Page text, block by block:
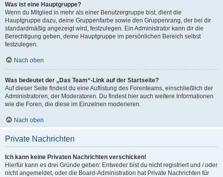
Was ist eine Hauptgruppe?
Wenn du Mitglied in mehr als einer Benutzergruppe bist, dient die
Hauptgruppe dazu, deine Gruppenfarbe sowie den Gruppenrang, der bei dir
standardmäßig angezeigt wird, festzulegen. Ein Administrator kann dir die
Berechtigung geben, deine Hauptgruppe im persönlichen Bereich selbst
festzulegen.
Nach oben
Was bedeutet der „Das Team“-Link auf der Startseite?
Auf dieser Seite findest du eine Auflistung des Forenteams, einschließlich der
Administratoren, der Moderatoren. Du findest hier auch weitere Informationen
wie die Foren, die diese im Einzelnen moderieren.
Nach oben
Private Nachrichten
Ich kann keine Privaten Nachrichten verschicken!
Hierfür kann es drei Gründe geben: Entweder bist du nicht registriert und / oder
nicht angemeldet, oder die Board-Administration hat Private Nachrichten für